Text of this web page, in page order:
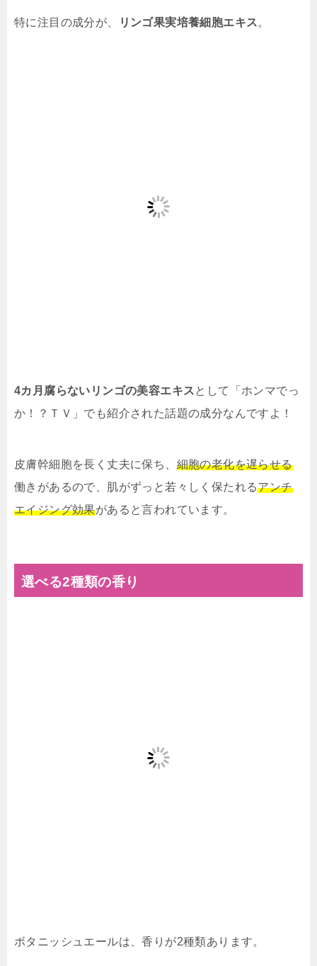
特に注目の成分が、 リンゴ果実培養細胞エキス。
4カ月腐らないリンゴの美容エキスとして「ホンマでっ
か！？ＴＶ」でも紹介された話題の成分なんですよ！
皮膚幹細胞を長く丈夫に保ち、 細胞の老化を遅らせる
働きがあるので、肌がずっと若々しく保たれるアンチ
エイジング効果があると言われています。
選べる2種類の香り
ボタニッシュエールは、香りが2種類あります。